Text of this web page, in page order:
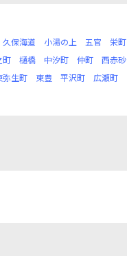
久保海道 小湯の上 五官
栄町
町 樋橋 中汐町 仲町
西赤砂
弥生町 東豊 平沢町
広瀬町